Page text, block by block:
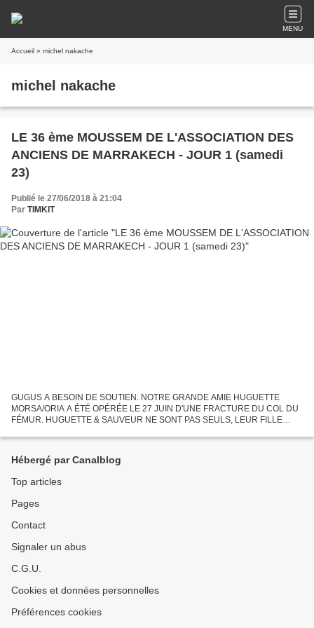
MENU
Accueil » michel nakache
michel nakache
LE 36 ème MOUSSEM DE L'ASSOCIATION DES
ANCIENS DE MARRAKECH - JOUR 1 (samedi
23)
Publié le 27/06/2018 à 21:04
Par TIMKIT
GUGUS A BESOIN DE SOUTIEN. NOTRE GRANDE AMIE HUGUETTE
MORSA/ORIA A ÉTÉ OPÉRÉE LE 27 JUIN D'UNE FRACTURE DU COL DU
FÉMUR. HUGUETTE & SAUVEUR NE SONT PAS SEULS, LEUR FILLE
TÉMOIGNER NOTRE AMITIÉ ET...
Hébergé par Canalblog
Top articles
Pages
Contact
Signaler un abus
C.G.U.
Cookies et données personnelles
Préférences cookies